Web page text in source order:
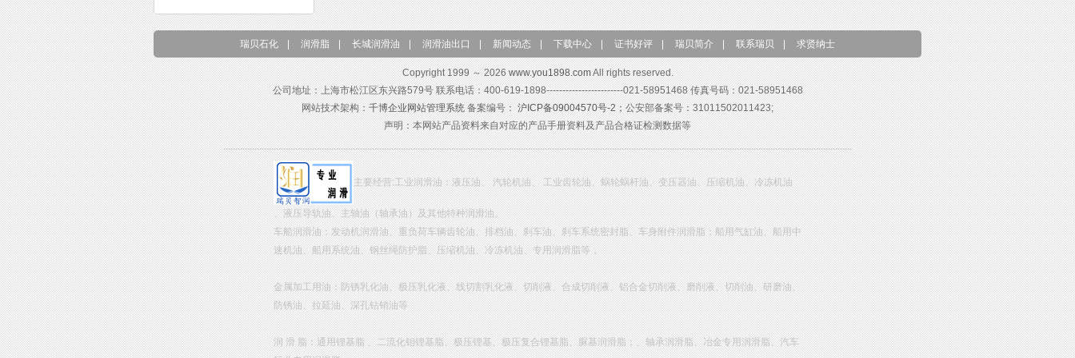
瑞贝石化 润滑脂 长城润滑油 润滑油出口 新闻动态 下载中心 证书好评 瑞贝简介 联系瑞贝 求贤纳士
Copyright 1999 ～ 2026www.you1898.comAll rights reserved.
公司地址：上海市松江区东兴路579号 联系电话：400-619-1898------------------------021-58951468 传真号码：021-58951468
网站技术架构：千博企业网站管理系统备案编号：沪ICP备09004570号-2；公安部备案号：31011502011423;
声明：本网站产品资料来自对应的产品手册资料及产品合格证检测数据等
主要经营:工业润滑油：液压油、 汽轮机油、 工业齿轮油、蜗轮蜗杆油、变压器油、压缩机油、冷冻机油
、液压导轨油、主轴油（轴承油）及其他特种润滑油。
车船润滑油：发动机润滑油、重负荷车辆齿轮油、排档油、刹车油、刹车系统密封脂、车身附件润滑脂；船用气缸油、船用中
速机油、船用系统油、钢丝绳防护脂、压缩机油、冷冻机油、专用润滑脂等，
金属加工用油：防锈乳化油、极压乳化液、线切割乳化液、切削液、合成切削液、铝合金切削液、磨削液、切削油、研磨油、
防锈油、拉延油、深孔钻销油等
润 滑 脂：通用锂基脂 、二流化钼锂基脂、极压锂基、极压复合锂基脂、脲基润滑脂；、轴承润滑脂、冶金专用润滑脂、汽车